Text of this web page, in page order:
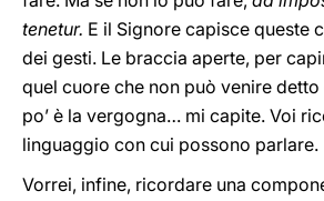
tenetur. E il Signore capisce queste
dei gesti. Le braccia aperte, per
quel cuore che non può venire
po’ è la vergogna… mi capite. Voi
linguaggio con cui possono parlare.
Vorrei, infine, ricordare una